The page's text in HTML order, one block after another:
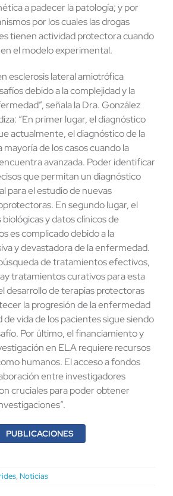
a padecer la patología; y por
por los cuales las drogas
tienen actividad protectora cuando
el modelo experimental.
esclerosis lateral amiotrófica
debido a la complejidad y la
señala la Dra. González
“En primer lugar, el diagnóstico
actualmente, el diagnóstico de la
mayoría de los casos cuando la
avanzada. Poder identificar
que permitan un diagnóstico
para el estudio de nuevas
En segundo lugar, el
y datos clínicos de
es complicado debido a la
y devastadora de la enfermedad.
de tratamientos efectivos,
tratamientos curativos para esta
desarrollo de terapias protectoras
la progresión de la enfermedad
de vida de los pacientes sigue siendo
Por último, el financiamiento y
en ELA requiere recursos
humanos. El acceso a fondos
entre investigadores
cruciales para poder obtener
PUBLICACIONES
, Noticias